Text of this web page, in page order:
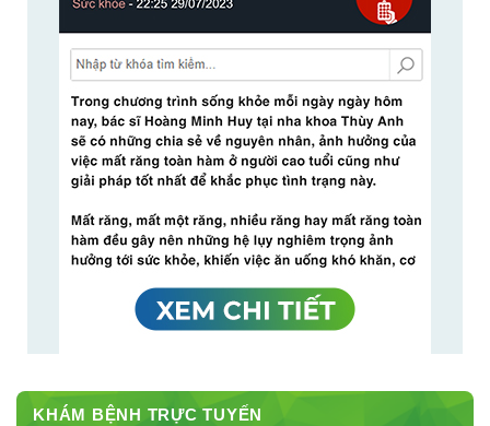
KHÁM BỆNH TRỰC TUYẾN